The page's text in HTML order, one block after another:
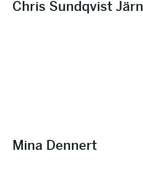
Chris Sundqvist Järn
Mina Dennert